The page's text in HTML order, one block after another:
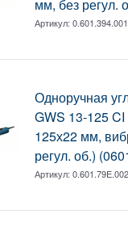
мм, без регул.
Артикул:0.601.394.001
Одноручная
GWS 13-125 CI
125х22 мм,
регул. об.)
Артикул: